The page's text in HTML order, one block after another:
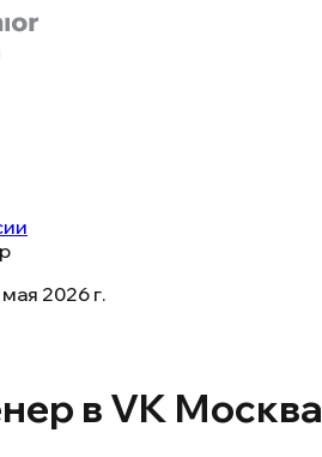
мая 2026 г.
в VK Москва